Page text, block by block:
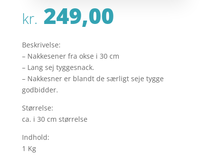
kr. 249,00
Beskrivelse:
– Nakkesener fra okse i 30 cm
– Lang sej tyggesnack.
– Nakkesner er blandt de særligt seje tygge
godbidder.
Størrelse:
ca. i 30 cm størrelse
Indhold:
1 Kg